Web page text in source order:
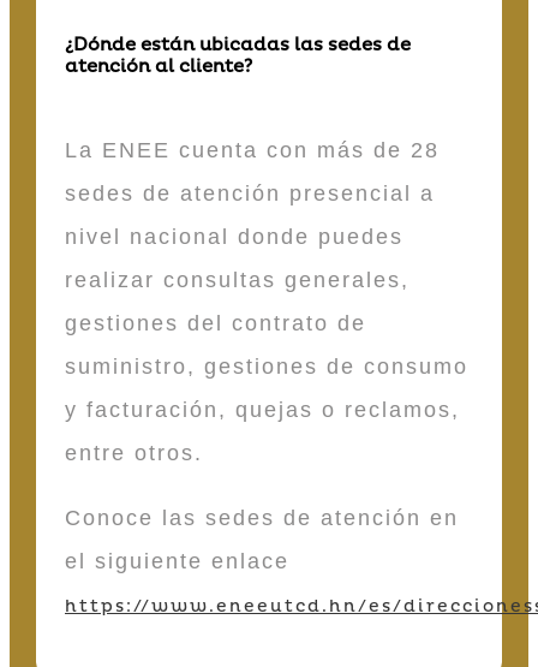
¿Dónde están ubicadas las sedes de
atención al cliente?
La ENEE cuenta con más de 28
sedes de atención presencial a
nivel nacional donde puedes
realizar consultas generales,
gestiones del contrato de
suministro, gestiones de consumo
y facturación, quejas o reclamos,
entre otros.
Conoce las sedes de atención en
el siguiente enlace
https://www.eneeutcd.hn/es/